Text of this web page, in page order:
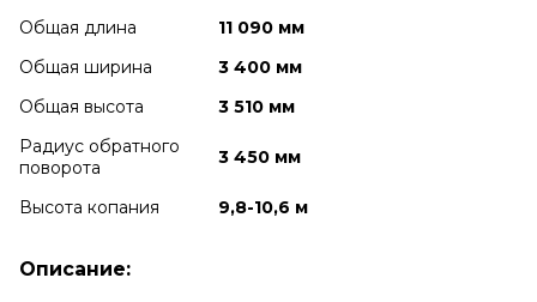
Общая длина
11 090 мм
Общая ширина
3 400 мм
Общая высота
3 510 мм
Радиус обратного
поворота
3 450 мм
Высота копания 9,8-10,6 м
Описание: